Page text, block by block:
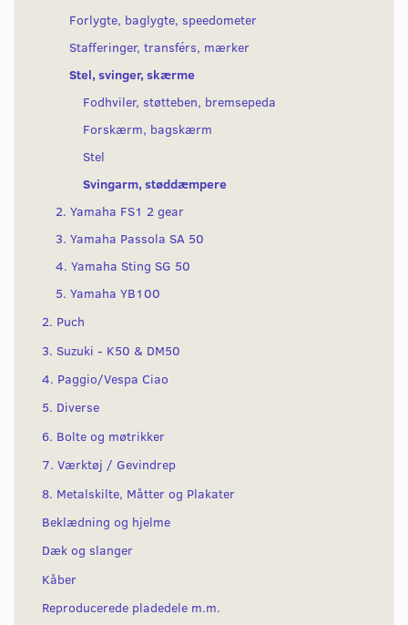
Forlygte, baglygte, speedometer
Stafferinger, transférs, mærker
Stel, svinger, skærme
Fodhviler, støtteben, bremsepeda
Forskærm, bagskærm
Stel
Svingarm, støddæmpere
2. Yamaha FS1 2 gear
3. Yamaha Passola SA 50
4. Yamaha Sting SG 50
5. Yamaha YB100
2. Puch
3. Suzuki - K50 & DM50
4. Paggio/Vespa Ciao
5. Diverse
6. Bolte og møtrikker
7. Værktøj / Gevindrep
8. Metalskilte, Måtter og Plakater
Beklædning og hjelme
Dæk og slanger
Kåber
Reproducerede pladedele m.m.